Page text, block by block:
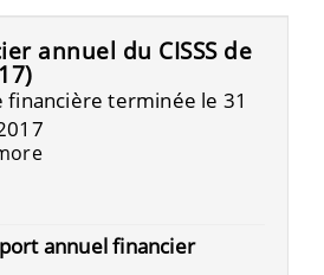
annuel du CISSS de
financière terminée le 31
annuel financier